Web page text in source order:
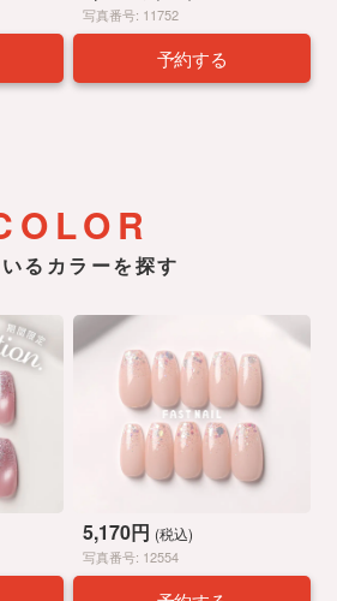
写真番号: 11752
予約する
るカラーを探す
5,170円 (税込)
写真番号: 12554